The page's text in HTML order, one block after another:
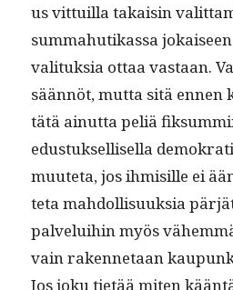
us vit­tuil­la takaisin
summahutikas­sa
val­i­tuk­sia ottaa vas­taan.
sään­nöt, mut­ta sitä ennen
tätä ain­ut­ta peliä
edus­tuk­sel­lisel­la
muute­ta, jos ihmisille ei
te­ta mah­dol­lisuuk­sia
palvelui­hin myös
vain raken­netaan
Jos joku tietää miten